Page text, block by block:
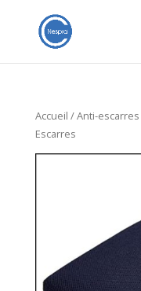
Accueil /Anti-escarres
Escarres